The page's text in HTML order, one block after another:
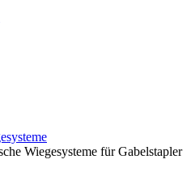
Wiegesysteme für Gabelstapler